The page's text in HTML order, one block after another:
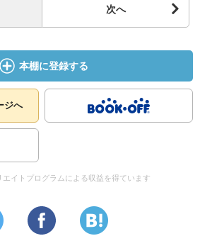
次へ
本棚に登録する
ジへ
イトプログラムによる収益を得ています